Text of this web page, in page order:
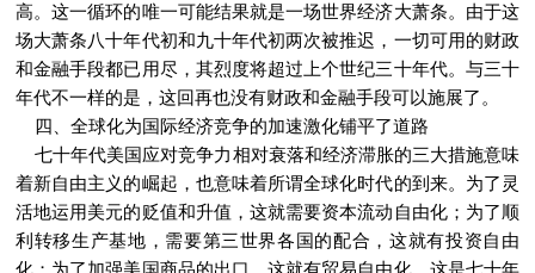
高。这一循环的唯一可能结果就是一场世界经济大萧条。由于这
场大萧条八十年代初和九十年代初两次被推迟，一切可用的财政
和金融手段都已用尽，其烈度将超过上个世纪三十年代。与三十
年代不一样的是，这回再也没有财政和金融手段可以施展了。
四、全球化为国际经济竞争的加速激化铺平了道路
七十年代美国应对竞争力相对衰落和经济滞胀的三大措施意味
着新自由主义的崛起，也意味着所谓全球化时代的到来。为了灵
活地运用美元的贬值和升值，这就需要资本流动自由化；为了顺
利转移生产基地，需要第三世界各国的配合，这就有投资自由
化；为了加强美国商品的出口，这就有贸易自由化。这是七十年